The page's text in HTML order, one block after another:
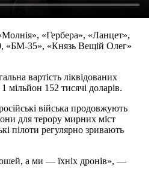
«Гербера», «Ланцет»,
«БМ-35», «Князь Вещій Олег»
вартість ліквідованих
мільйон 152 тисячі доларів.
війська продовжують
для терору мирних міст
пілоти регулярно зривають
а ми — їхніх дронів», —